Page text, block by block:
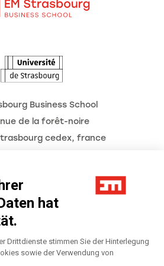
hat
Drittdienste stimmen Sie der Hinterlegung
sowie der Verwendung von
Business School
de la forêt-noire
cedex, france